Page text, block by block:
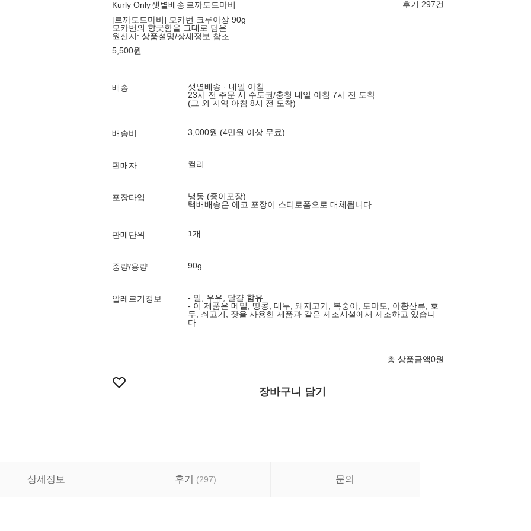
Kurly Only샛별배송 르까도드마비
후기 297건
[르까도드마비] 모카번 크루아상 90g
모카번의 향긋함을 그대로 담은
원산지: 상품설명/상세정보 참조
5,500원
배송
샛별배송 · 내일 아침
23시 전 주문 시 수도권/충청 내일 아침 7시 전 도착
(그 외 지역 아침 8시 전 도착)
배송비 3,000원 (4만원 이상 무료)
판매자 컬리
포장타입
냉동 (종이포장)
택배배송은 에코 포장이 스티로폼으로 대체됩니다.
판매단위 1개
중량/용량 90g
알레르기정보
- 밀, 우유, 달걀 함유
- 이 제품은 메밀, 땅콩, 대두, 돼지고기, 복숭아, 토마토, 아황산류, 호
두, 쇠고기, 잣을 사용한 제품과 같은 제조시설에서 제조하고 있습니
다.
총 상품금액0원
장바구니 담기
상세정보 후기 (297) 문의